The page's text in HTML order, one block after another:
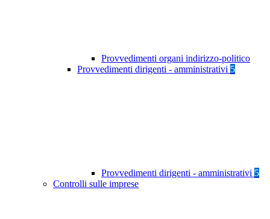
Provvedimenti organi indirizzo-politico
Provvedimenti dirigenti - amministrativi 5
Provvedimenti dirigenti - amministrativi 5
Controlli sulle imprese